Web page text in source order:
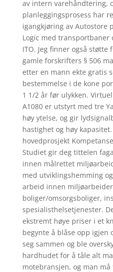
av intern varehåndtering,
planleggingsprosess har
igangkjøring av Autostore
Logic med transportbaner
ITO. Jeg finner også
gamle forskrifters § 506
etter en mann ekte gratis
bestemmelse i de kone
1 1/2 år før ulykken.
A1080 er utstyrt med tre
høy ytelse, og gir
hastighet og høy
hovedprosjekt
Studiet gir deg tittelen
innen målrettet
med utviklingshemming
arbeid innen
boliger/omsorgsboliger,
spesialisthelsetjenester.
ekstremt høye priser i et
begynte å blåse opp
seg sammen og ble
hardhudet for å tåle alt
motebransjen, og man må